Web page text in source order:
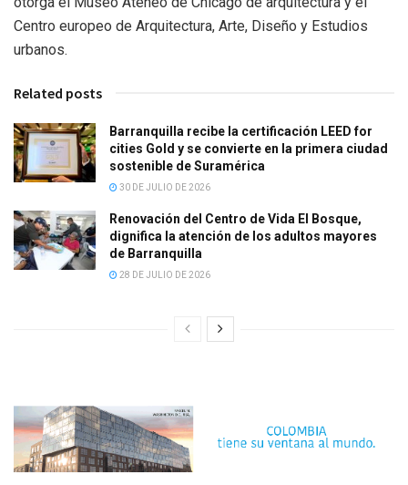
Centro europeo de Arquitectura, Arte, Diseño y Estudios
urbanos.
Related posts
Barranquilla recibe la certificación LEED for
cities Gold y se convierte en la primera ciudad
sostenible de Suramérica
30 DE JULIO DE 2026
Renovación del Centro de Vida El Bosque,
dignifica la atención de los adultos mayores
de Barranquilla
28 DE JULIO DE 2026